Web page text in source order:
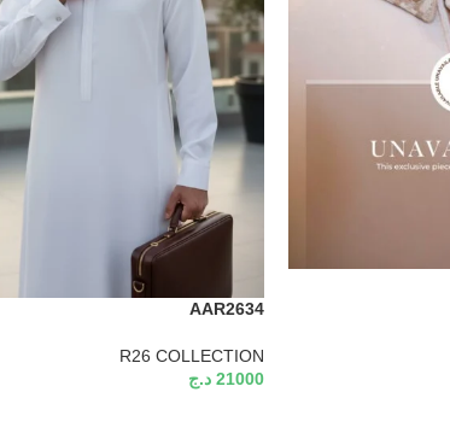
AAR2634
R26 COLLECTION
21000 د.ج